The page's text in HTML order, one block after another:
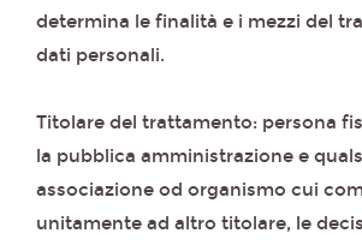
determina le finalità e i mezzi del
dati personali.
Titolare del trattamento: persona
la pubblica amministrazione e
associazione od organismo cui
unitamente ad altro titolare, le